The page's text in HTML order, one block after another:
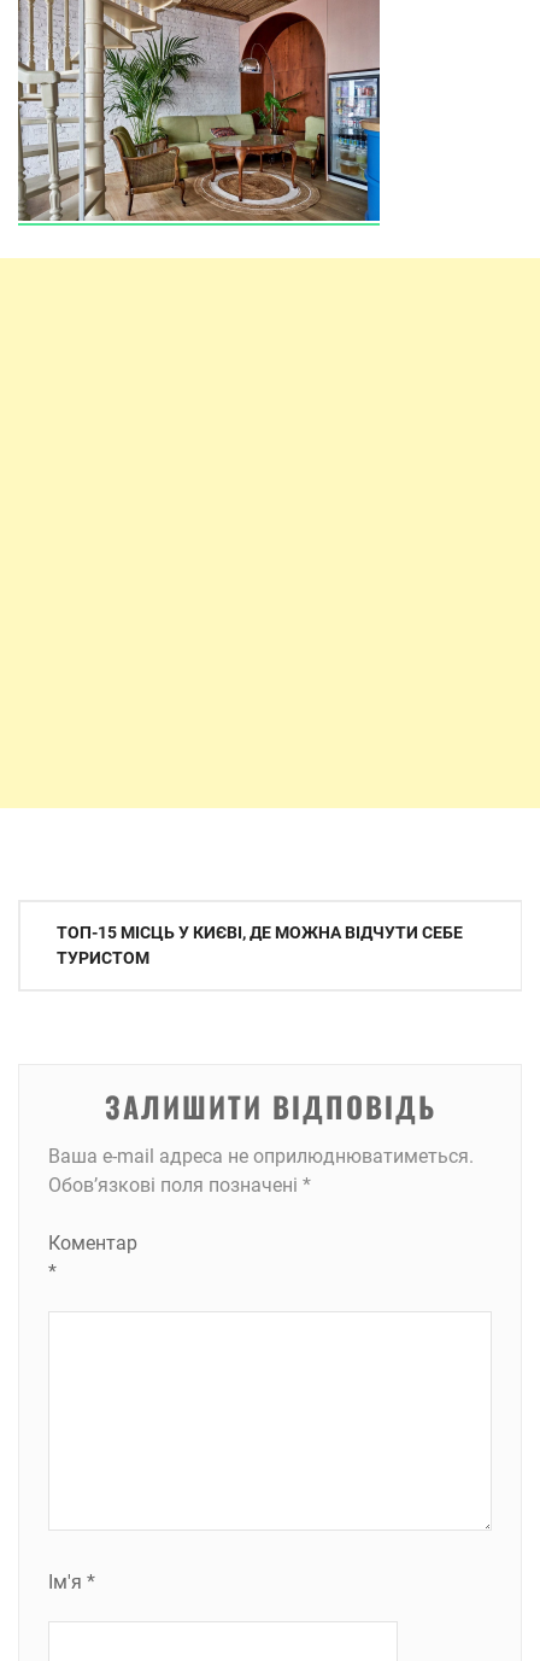
Навігація
записів
ТОП-15 МІСЦЬ У КИЄВІ, ДЕ МОЖНА ВІДЧУТИ СЕБЕ
ТУРИСТОМ
ЗАЛИШИТИ ВІДПОВІДЬ
Ваша e-mail адреса не оприлюднюватиметься.
Обов’язкові поля позначені *
Коментар
*
Ім'я *